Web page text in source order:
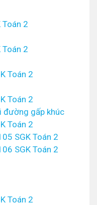
Toán 2
Toán 2
Toán 2
Toán 2
đường gấp khúc
Toán 2
SGK Toán 2
SGK Toán 2
Toán 2